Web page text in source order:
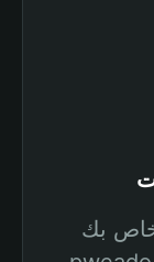
بك